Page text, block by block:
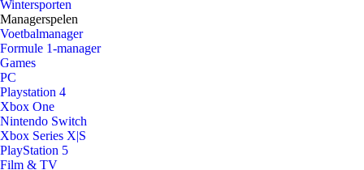
Wintersporten
Managerspelen
Voetbalmanager
Formule 1-manager
Games
PC
Playstation 4
Xbox One
Nintendo Switch
Xbox Series X|S
PlayStation 5
Film & TV